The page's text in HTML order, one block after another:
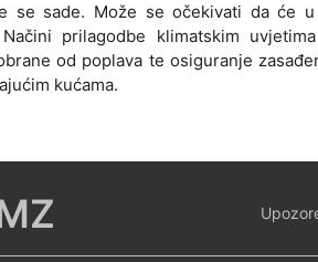
se sade. Može se očekivati da će
prilagodbe klimatskim
od poplava te osiguranje
kućama.